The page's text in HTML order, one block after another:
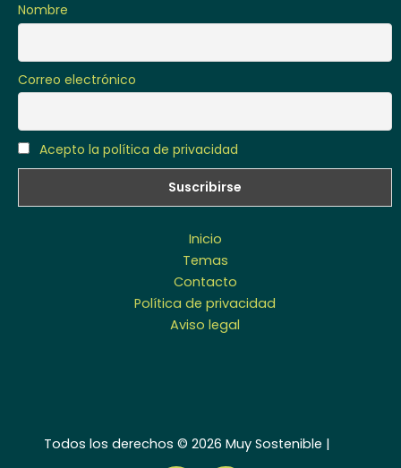
Nombre
Correo electrónico
Acepto la política de privacidad
Inicio
Temas
Contacto
Política de privacidad
Aviso legal
Todos los derechos © 2026 Muy Sostenible |